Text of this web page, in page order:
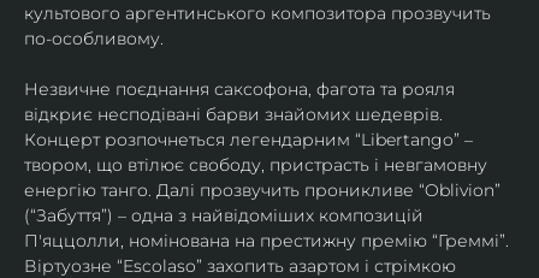
культового аргентинського композитора прозвучить
по-особливому.
Незвичне поєднання саксофона, фагота та рояля
відкриє несподівані барви знайомих шедеврів.
Концерт розпочнеться легендарним “Libertango” –
твором, що втілює свободу, пристрасть і невгамовну
енергію танго. Далі прозвучить проникливе “Oblivion”
(“Забуття”) – одна з найвідоміших композицій
П'яццолли, номінована на престижну премію “Греммі”.
Віртуозне “Escolaso” захопить азартом і стрімкою